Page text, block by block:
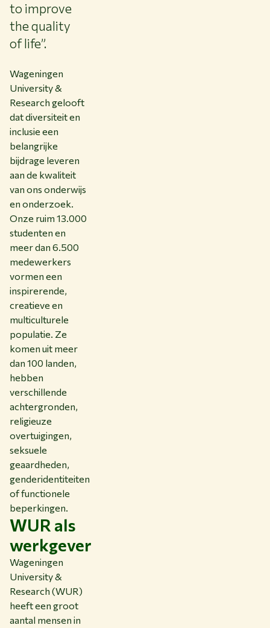
to improve
the quality
of life”.
Wageningen
University &
Research gelooft
dat diversiteit en
inclusie een
belangrijke
bijdrage leveren
aan de kwaliteit
van ons onderwijs
en onderzoek.
Onze ruim 13.000
studenten en
meer dan 6.500
medewerkers
vormen een
inspirerende,
creatieve en
multiculturele
populatie. Ze
komen uit meer
dan 100 landen,
hebben
verschillende
achtergronden,
religieuze
overtuigingen,
seksuele
geaardheden,
genderidentiteiten
of functionele
beperkingen.
WUR als
werkgever
Wageningen
University &
Research (WUR)
heeft een groot
aantal mensen in